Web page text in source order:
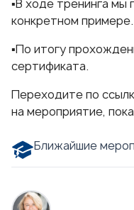
▪️В ходе тренинга мы
конкретном примере.
▪️По итогу
сертификата.
Переходите по
на мероприятие,
Ближайшие